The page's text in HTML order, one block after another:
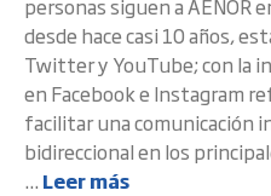
personas siguen a AENOR
desde hace casi 10 años,
Twitter y YouTube; con la
en Facebook e Instagram
facilitar una comunicación
bidireccional en los
... Leer más